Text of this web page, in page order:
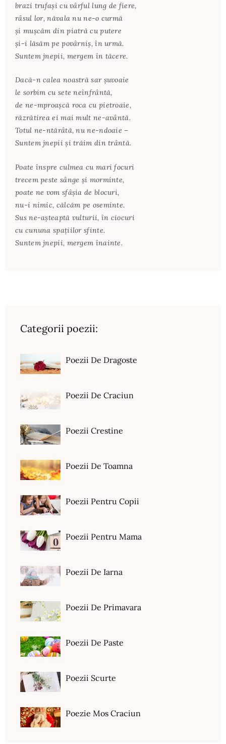
brazi trufaşi cu vârful lung de fiere,
râsul lor, năvala nu ne-o curmă
şi muşcăm din piatră cu putere
şi-i lăsăm pe povârniş, în urmă.
Suntem jnepii, mergem în tăcere.
Dacă-n calea noastră sar şuvoaie
le sorbim cu sete neînfrântă,
de ne-mproaşcă roca cu pietroaie,
răzrătirea ei mai mult ne-avântă.
Totul ne-ntărâtă, nu ne-ndoaie –
Suntem jnepii şi trăim din trântă.
Poate înspre culmea cu mari focuri
trecem peste sânge şi morminte,
poate ne vom sfâşia de blocuri,
nu-i nimic, călcăm pe oseminte.
Sus ne-aşteaptă vulturii, în ciocuri
cu cununa spațiilor sfinte.
Suntem jnepii, mergem înainte.
Categorii poezii:
Poezii De Dragoste
Poezii De Craciun
Poezii Crestine
Poezii De Toamna
Poezii Pentru Copii
Poezii Pentru Mama
Poezii De Iarna
Poezii De Primavara
Poezii De Paste
Poezii Scurte
Poezie Mos Craciun